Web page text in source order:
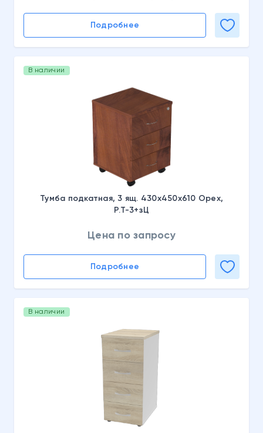
Подробнее
В наличии
Тумба подкатная, 3 ящ. 430х450х610 Орех,
Р.Т-3+зЦ
Цена по запросу
Подробнее
В наличии